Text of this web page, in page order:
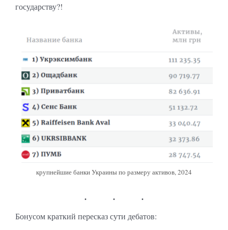
государству?!
крупнейшие банки Украины по размеру активов, 2024
Бонусом краткий пересказ сути дебатов: